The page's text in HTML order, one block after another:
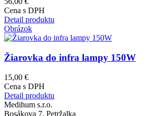
Cena s DPH
Detail produktu
Obrázok
Žiarovka do infra lampy 150W
15,00 €
Cena s DPH
Detail produktu
Medihum s.r.o.
Bosákova 7, Petržalka